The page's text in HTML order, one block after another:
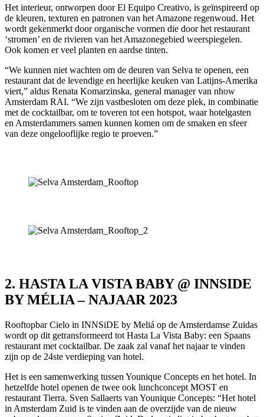
Het interieur, ontworpen door El Equipo Creativo, is geïnspireerd op
de kleuren, texturen en patronen van het Amazone regenwoud. Het
wordt gekenmerkt door organische vormen die door het restaurant
‘stromen’ en de rivieren van het Amazonegebied weerspiegelen.
Ook komen er veel planten en aardse tinten.
“We kunnen niet wachten om de deuren van Selva te openen, een
restaurant dat de levendige en heerlijke keuken van Latijns-Amerika
viert,” aldus Renata Komarzinska, general manager van nhow
Amsterdam RAI. “We zijn vastbesloten om deze plek, in combinatie
met de cocktailbar, om te toveren tot een hotspot, waar hotelgasten
en Amsterdammers samen kunnen komen om de smaken en sfeer
van deze ongelooflijke regio te proeven.”
2. HASTA LA VISTA BABY @ INNSIDE
BY MÉLIA – NAJAAR 2023
Rooftopbar Cielo in INNSiDE by Meliá op de Amsterdamse Zuidas
wordt op dit getransformeerd tot Hasta La Vista Baby: een Spaans
restaurant met cocktailbar. De zaak zal vanaf het najaar te vinden
zijn op de 24ste verdieping van hotel.
Het is een samenwerking tussen Younique Concepts en het hotel. In
hetzelfde hotel openen de twee ook lunchconcept MOST en
restaurant Tierra. Sven Sallaerts van Younique Concepts: “Het hotel
in Amsterdam Zuid is te vinden aan de overzijde van de nieuw